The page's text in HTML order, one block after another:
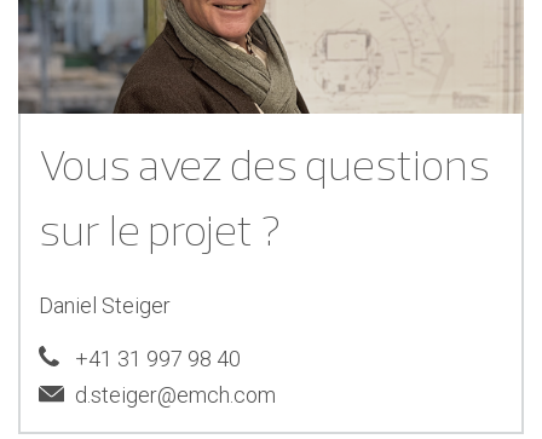
Vous avez des questions
sur le projet ?
Daniel Steiger
+41 31 997 98 40
d.steiger@emch.com